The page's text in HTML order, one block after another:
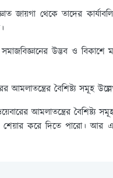
জায়গা থেকে তাদের
উদ্ভব ও
আমলাতন্ত্রের বৈশিষ্ট্য সমূহ
আমলাতন্ত্রের
শেয়ার করে দিতে পারো।